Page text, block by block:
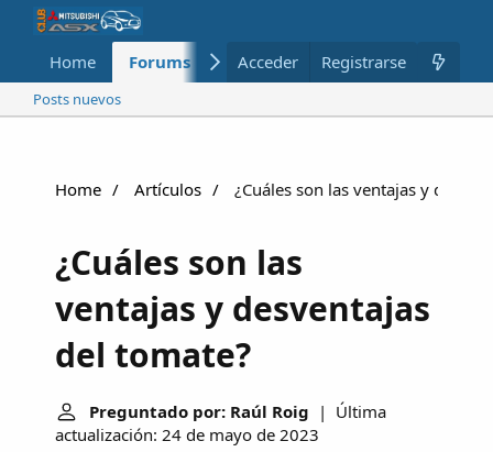
Home Forums Nuevo Miembros
Acceder Registrarse
Posts nuevos
Home Artículos ¿Cuáles son las ventajas y
¿Cuáles son las
ventajas y desventajas
del tomate?
Preguntado por: Raúl Roig | Última
actualización: 24 de mayo de 2023